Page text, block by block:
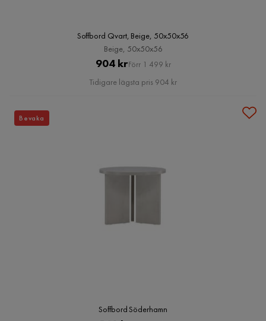
Soffbord Qvart, Beige, 50x50x56
Beige, 50x50x56
Pris
904 kr Original
Pris
Förr 1 499 kr
Tidigare lägsta pris 904 kr
Soffbord Söderhamn
Bevaka